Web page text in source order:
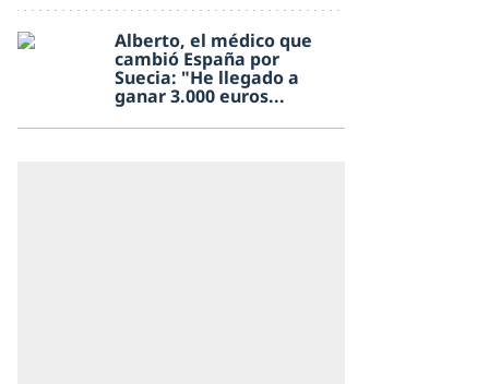
Alberto, el médico que
cambió España por
Suecia: "He llegado a
ganar 3.000 euros...